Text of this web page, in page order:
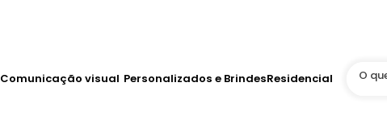
Comunicação visual Personalizados e BrindesResidencial